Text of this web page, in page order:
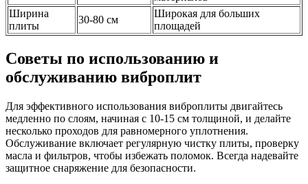
Ширина
плиты
30-80 см
Широкая для больших
площадей
Советы по использованию и
обслуживанию виброплит
Для эффективного использования виброплиты двигайтесь
медленно по слоям, начиная с 10-15 см толщиной, и делайте
несколько проходов для равномерного уплотнения.
Обслуживание включает регулярную чистку плиты, проверку
масла и фильтров, чтобы избежать поломок. Всегда надевайте
защитное снаряжение для безопасности.